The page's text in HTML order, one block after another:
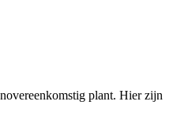
plant. Hier zijn